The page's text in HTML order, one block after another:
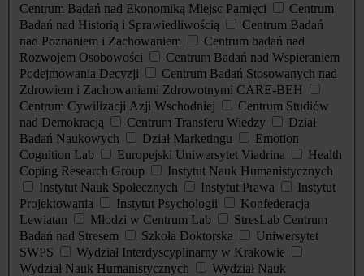
Centrum Badań nad Ekonomiką Miejsc Pamięci
Centrum
Badań nad Historią i Sprawiedliwością
Centrum Badań
nad Poznaniem i Zachowaniem
Centrum badań nad
Rozwojem Osobowości
Centrum Badań nad Wspieraniem
Podejmowania Decyzji
Centrum Badań Stosowanych nad
Zdrowiem i Zachowaniami Zdrowotnymi CARE-BEH
Centrum Cywilizacji Azji Wschodniej
Centrum Studiów
nad Demokracją
Centrum Transferu Wiedzy
Dział
Badań Naukowych
Dział Marketingu
Emotion
Cognition Lab
Europejski Uniwersytet Viadrina
Health
Coping Research Group
Instytut Nauk Humanistycznych
Instytut Nauk Społecznych
Instytut Prawa
Instytut
Projektowania
Instytut Psychologii
Konfederacja
Lewiatan
Młodzi w Centrum Lab
StresLab Centrum
Badań nad Stresem
Szkoła Doktorska
Uniwersytet
SWPS
Wydział Interdyscyplinarny w Krakowie
Wydział Nauk Humanistycznych
Wydział Nauk